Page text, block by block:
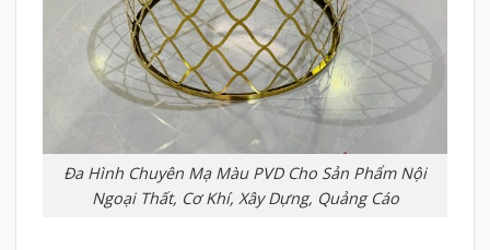
Đa Hình Chuyên Mạ Màu PVD Cho Sản Phẩm Nội
Ngoại Thất, Cơ Khí, Xây Dựng, Quảng Cáo